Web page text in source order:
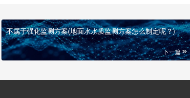
不属于强化监测方案(地面水水质监测方案怎么制定呢？)
下一篇